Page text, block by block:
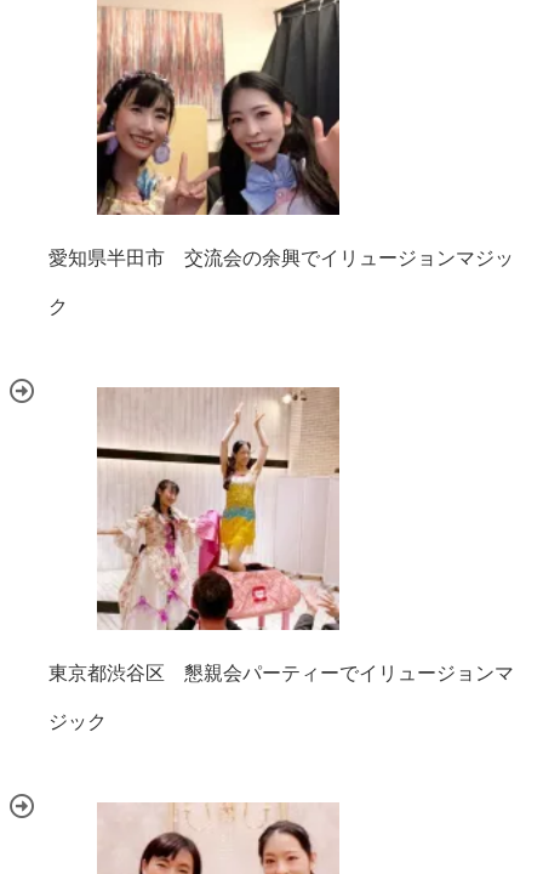
愛知県半田市 交流会の余興でイリュージョンマジッ
ク
東京都渋谷区 懇親会パーティーでイリュージョンマ
ジック